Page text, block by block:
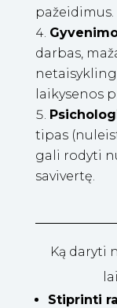
pažeidimus.
darbas,
laikysenos
tipas
gali rodyti
savivertę.
Ką daryti
Stiprinti